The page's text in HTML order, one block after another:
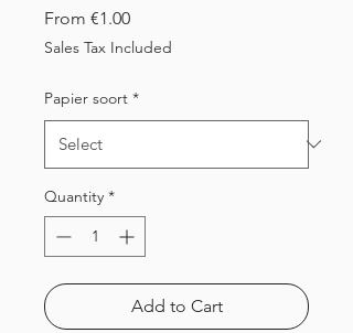
From €1.00Sale
Price
Sales Tax Included
Papier soort *
Quantity *
Add to Cart